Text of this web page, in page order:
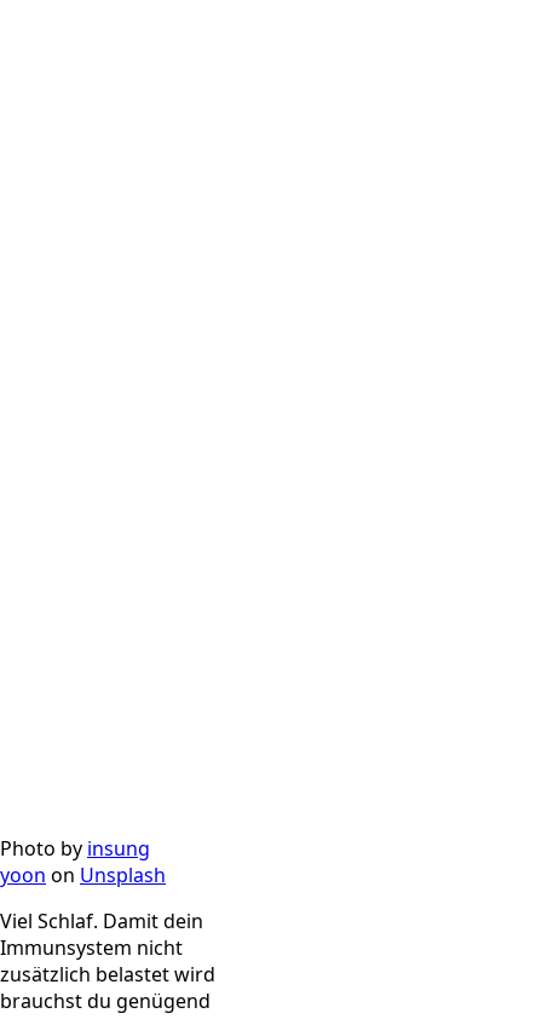
Photo by insung
yoon on Unsplash
Viel Schlaf. Damit dein
Immunsystem nicht
zusätzlich belastet wird
brauchst du genügend